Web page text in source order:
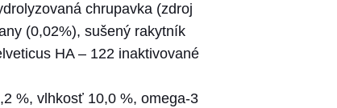
chrupavka (zdroj
(0,02%), sušený rakytník
HA – 122 inaktivované
%, vlhkosť 10,0 %, omega-3